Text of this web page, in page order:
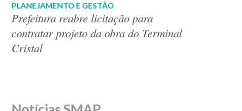
PLANEJAMENTO E GESTÃO
Prefeitura reabre licitação para
contratar projeto da obra do Terminal
Cristal